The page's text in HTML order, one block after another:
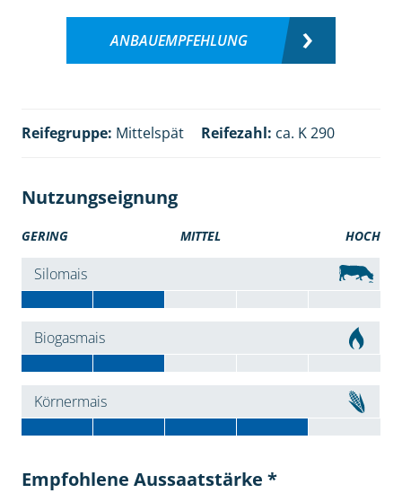
ANBAUEMPFEHLUNG
Reifegruppe: Mittelspät Reifezahl: ca. K 290
Nutzungseignung
GERING MITTEL HOCH
Silomais
Biogasmais
Körnermais
Empfohlene Aussaatstärke *